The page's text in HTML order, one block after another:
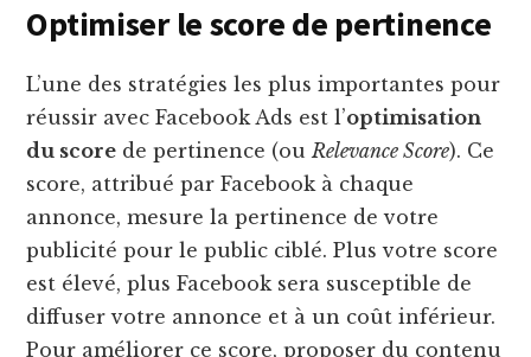
Optimiser le score de pertinence
L’une des stratégies les plus importantes pour
réussir avec Facebook Ads est l’optimisation
du score de pertinence (ou Relevance Score). Ce
score, attribué par Facebook à chaque
annonce, mesure la pertinence de votre
publicité pour le public ciblé. Plus votre score
est élevé, plus Facebook sera susceptible de
diffuser votre annonce et à un coût inférieur.
Pour améliorer ce score, proposer du contenu